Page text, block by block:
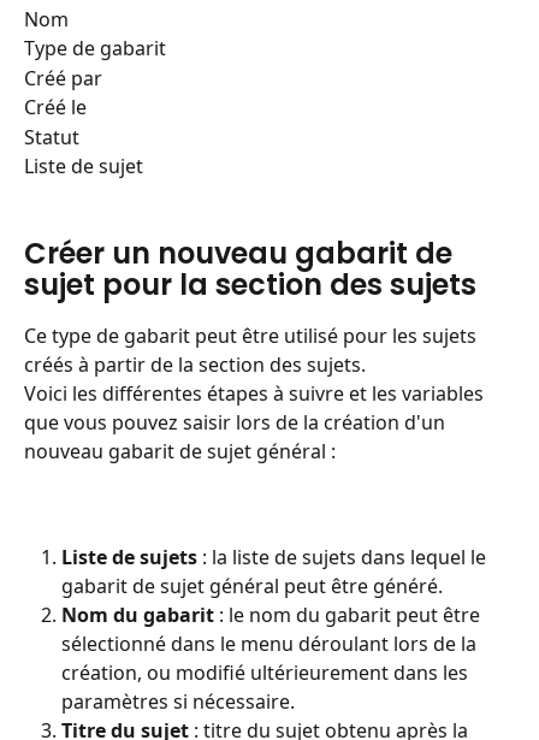
Nom
Type de gabarit
Créé par
Créé le
Statut
Liste de sujet
Créer un nouveau gabarit de
sujet pour la section des sujets
Ce type de gabarit peut être utilisé pour les sujets
créés à partir de la section des sujets.
Voici les différentes étapes à suivre et les variables
que vous pouvez saisir lors de la création d'un
nouveau gabarit de sujet général :
Liste de sujets : la liste de sujets dans lequel le
gabarit de sujet général peut être généré.
Nom du gabarit : le nom du gabarit peut être
sélectionné dans le menu déroulant lors de la
création, ou modifié ultérieurement dans les
paramètres si nécessaire.
Titre du sujet : titre du sujet obtenu après la